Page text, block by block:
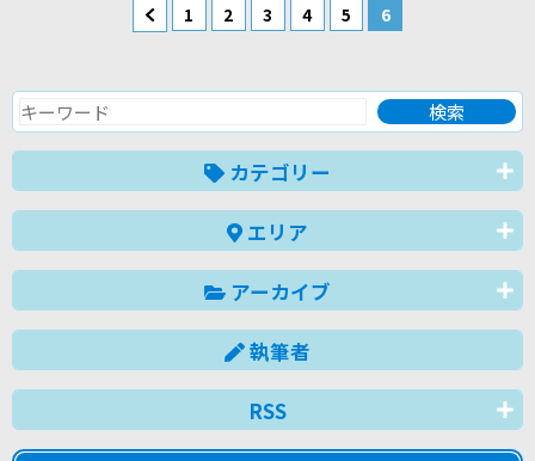
1 2 3 4 5 6
カテゴリー
エリア
アーカイブ
執筆者
RSS